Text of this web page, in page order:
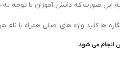
این صورت که دانش آموزان با توجه
ها کلید واژه های اصلی همراه با
انجام می شود: